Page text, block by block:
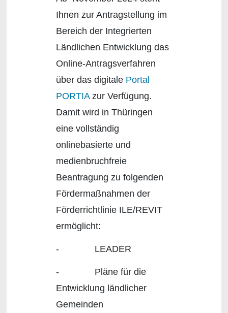
Ihnen zur Antragstellung im
Bereich der Integrierten
Ländlichen Entwicklung das
Online-Antragsverfahren
über das digitale Portal
PORTIAzur Verfügung.
Damit wird in Thüringen
eine vollständig
onlinebasierte und
medienbruchfreie
Beantragung zu folgenden
Fördermaßnahmen der
Förderrichtlinie ILE/REVIT
ermöglicht:
- LEADER
- Pläne für die
Entwicklung ländlicher
Gemeinden